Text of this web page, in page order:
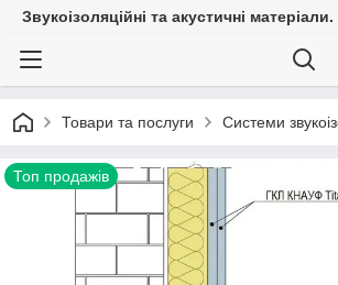
Звукоізоляційні та акустичні
Товари та послуги Системи
Топ продажів